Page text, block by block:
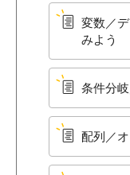
変数／
みよう
条件分
配列／